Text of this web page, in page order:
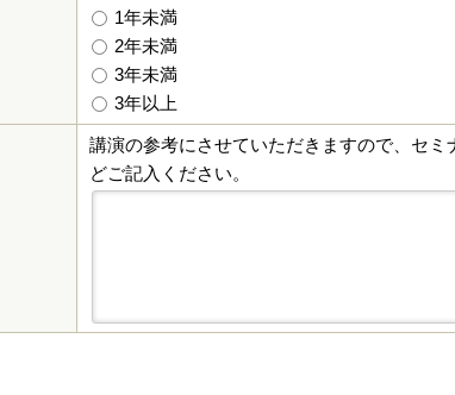
1年未満
2年未満
3年未満
3年以上
講演の参考にさせていただきますので、セ
どご記入ください。